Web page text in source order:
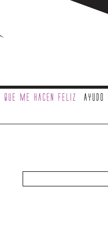
que me hacen feliz Ayudo